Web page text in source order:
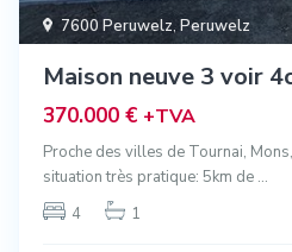
7600 Peruwelz,Peruwelz
Maison neuve 3 voir
370.000 € +TVA
Proche des villes de Tournai,
situation très pratique: 5km de ...
4
1